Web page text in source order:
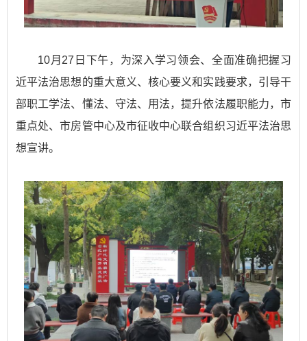
10月27日下午，为深入学习领会、全面准确把握习
近平法治思想的重大意义、核心要义和实践要求，引导干
部职工学法、懂法、守法、用法，提升依法履职能力，市
重点处、市房管中心及市征收中心联合组织习近平法治思
想宣讲。